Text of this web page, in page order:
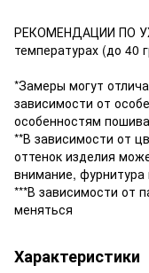
РЕКОМЕНДАЦИИ ПО
температурах (до 40
*Замеры могут
зависимости от
особенностям
**В зависимости от
оттенок изделия
внимание,
***В зависимости от
меняться
Характеристики